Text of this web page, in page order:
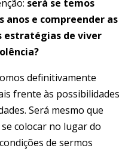
será se temos
anos e compreender as
estratégias de viver
definitivamente
frente às possibilidades
Será mesmo que
colocar no lugar do
de sermos